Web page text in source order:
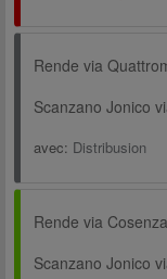
Scanzano Jonico
avec: Distribusion
Rende via Cosenza
Scanzano Jonico